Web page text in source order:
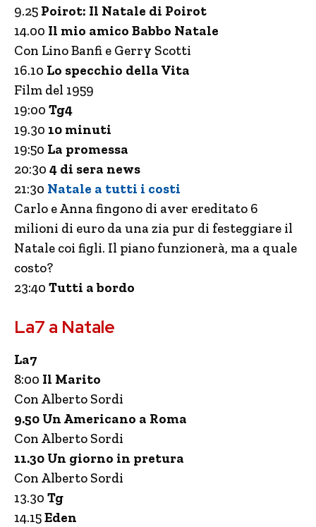
9.25 Poirot: Il Natale di Poirot
14.00 Il mio amico Babbo Natale
Con Lino Banfi e Gerry Scotti
16.10 Lo specchio della Vita
Film del 1959
19:00 Tg4
19.30 10 minuti
19:50 La promessa
20:30 4 di sera news
21:30 Natale a tutti i costi
Carlo e Anna fingono di aver ereditato 6
milioni di euro da una zia pur di festeggiare il
Natale coi figli. Il piano funzionerà, ma a quale
costo?
23:40 Tutti a bordo
La7 a Natale
La7
8:00 Il Marito
Con Alberto Sordi
9.50 Un Americano a Roma
Con Alberto Sordi
11.30 Un giorno in pretura
Con Alberto Sordi
13.30 Tg
14.15Eden